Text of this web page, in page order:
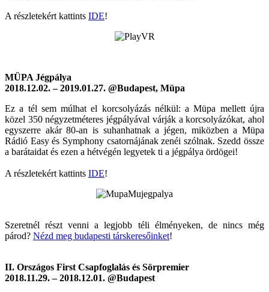
A részletekért kattints IDE!
MÜPA Jégpálya
2018.12.02. – 2019.01.27. @Budapest, Müpa
Ez a tél sem múlhat el korcsolyázás nélkül: a Müpa mellett újra
közel 350 négyzetméteres jégpályával várják a korcsolyázókat, ahol
egyszerre akár 80-an is suhanhatnak a jégen, miközben a Müpa
Rádió Easy és Symphony csatornájának zenéi szólnak. Szedd össze
a barátaidat és ezen a hétvégén legyetek ti a jégpálya ördögei!
A részletekért kattints IDE!
Szeretnél részt venni a legjobb téli élményeken, de nincs még
párod? Nézd meg budapesti társkeresőinket!
II. Országos First Csapfoglalás és Sörpremier
2018.11.29. – 2018.12.01. @Budapest